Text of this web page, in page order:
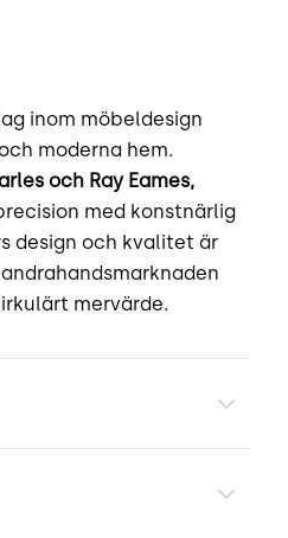
inom möbeldesign
moderna hem.
och Ray Eames,
med konstnärlig
design och kvalitet är
mervärde.